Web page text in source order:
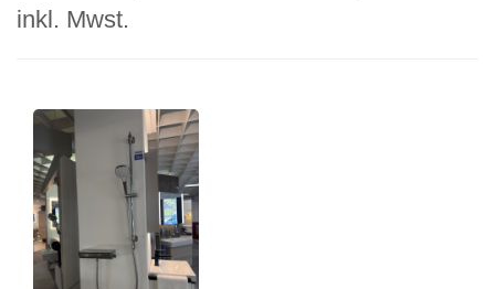
inkl. Mwst.